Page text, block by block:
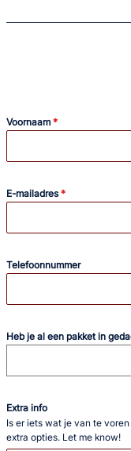
Voornaam *
E-mailadres *
Telefoonnummer
Heb je al een pakket in
Extra info
Is er iets wat je van te
extra opties. Let me know!